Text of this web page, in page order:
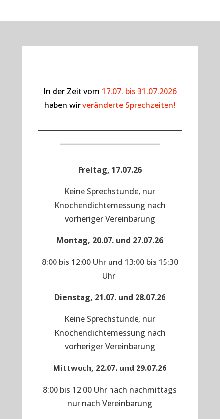
In der Zeit vom 17.07. bis 31.07.2026
haben wirveränderte Sprechzeiten!
Freitag, 17.07.26
Keine Sprechstunde, nur
Knochendichtemessung nach
vorheriger Vereinbarung
Montag, 20.07. und 27.07.26
8:00 bis 12:00 Uhr und 13:00 bis 15:30
Uhr
Dienstag, 21.07. und 28.07.26
Keine Sprechstunde, nur
Knochendichtemessung nach
vorheriger Vereinbarung
Mittwoch, 22.07. und 29.07.26
8:00 bis 12:00 Uhr nach nachmittags
nur nach Vereinbarung